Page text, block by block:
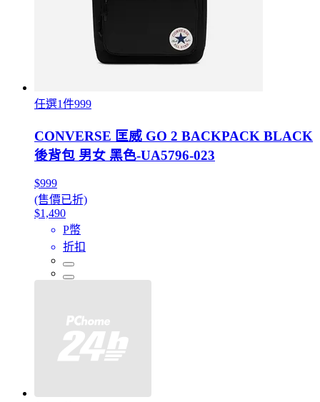
任選1件999
CONVERSE 匡威 GO 2 BACKPACK BLACK
後背包 男女 黑色-UA5796-023
$999
(售價已折)
$1,490
P幣
折扣